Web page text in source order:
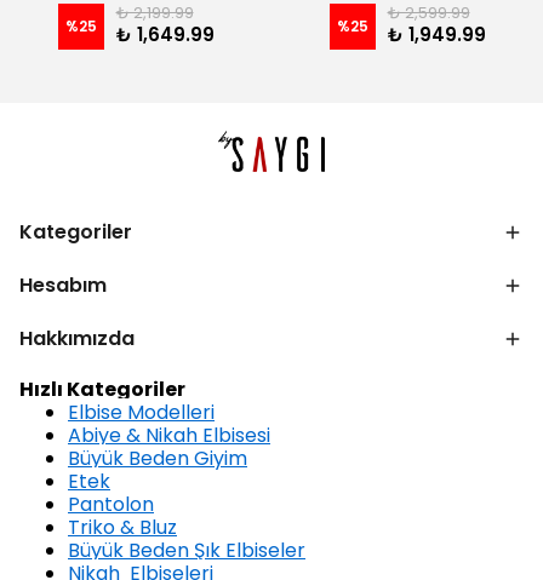
%25
₺ 2,199.99
₺ 1,649.99 %25
₺ 2,599.99
₺ 1,949.99
Kategoriler
Hesabım
Hakkımızda
Hızlı Kategoriler
Elbise Modelleri
Abiye & Nikah Elbisesi
Büyük Beden Giyim
Etek
Pantolon
Triko & Bluz
Büyük Beden Şık Elbiseler
Nikah Elbiseleri